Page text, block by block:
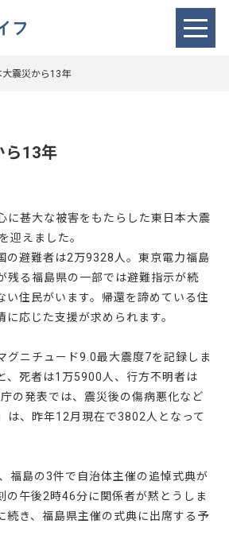
フ
大震災から13年
ら13年
に甚大な被害をもたらした東日本大震
迎えました。
の避難者は2万9328人。東京電力福島
残る福島県の一部では避難指示が続
い住民がいます。帰還を諦めている住
に応じた支援が求められます。
グニチュード9.0最大震度7を記録しま
、死者は1万5900人、行方不明者は
の発表では、震災後の傷病悪化など
は、昨年12月現在で3802人となって
福島の3件で自治体主催の追悼式典が
の午後2時46分に関係者が黙とうしま
続き、福島県主催の式典に出席する予